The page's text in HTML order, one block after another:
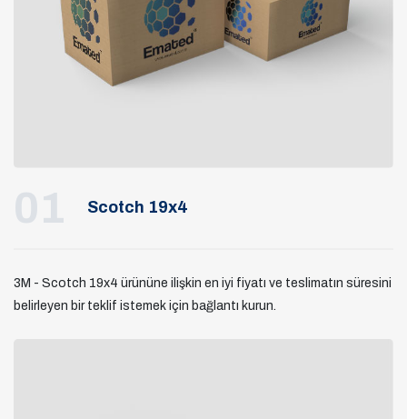
01 Scotch 19x4
3M - Scotch 19x4 ürününe ilişkin en iyi fiyatı ve teslimatın süresini
belirleyen bir teklif istemek için bağlantı kurun.